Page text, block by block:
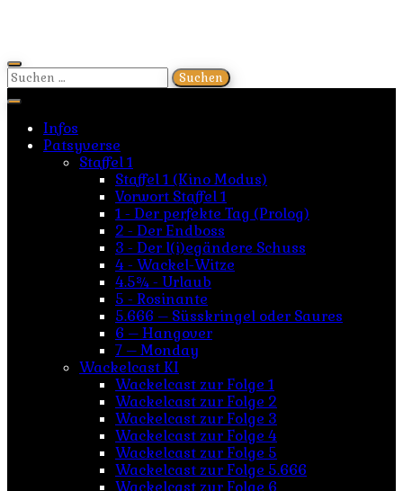
Suchen
nach:
Infos
Patsyverse
Staffel 1
Staffel 1 (Kino Modus)
Vorwort Staffel 1
1 - Der perfekte Tag (Prolog)
2 - Der Endboss
3 - Der l(i)egändere Schuss
4 - Wackel-Witze
4.5¾ - Urlaub
5 - Rosinante
5.666 – Süsskringel oder Saures
6 – Hangover
7 – Monday
Wackelcast KI
Wackelcast zur Folge 1
Wackelcast zur Folge 2
Wackelcast zur Folge 3
Wackelcast zur Folge 4
Wackelcast zur Folge 5
Wackelcast zur Folge 5.666
Wackelcast zur Folge 6